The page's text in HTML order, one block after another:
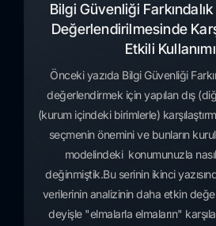
Bilgi Güvenliği Farkındalık
Değerlendirilmesinde
Etkili
Önceki yazıda Bilgi Güvenliği
değerlendirmek için yapılan dış
(kurum içindeki birimlerle)
seçmenin önemini ve bunların
modelindeki konumunuzla
değinmiştik.Bu serinin ikinci
verilerinin analizinin daha etkin
deyişle "elmalarla elmaların"